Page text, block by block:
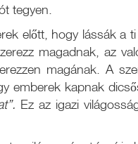
tegyen.
előtt, hogy lássák a
magadnak, az
magának. A
emberek kapnak
Ez az igazi